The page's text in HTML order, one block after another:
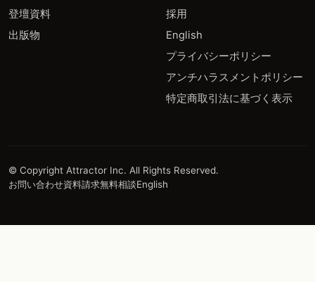
登壇資料
出版物
採用
English
プライバシーポリシー
アンチハラスメントポリシー
特定商取引法に基づく表示
© Copyright Attractor Inc. All Rights Reserved.
お問い合わせ資料請求無料相談English